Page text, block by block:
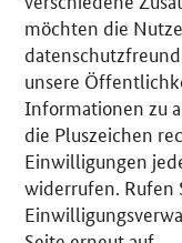
möchten die
unsere
Informationen zu
die Pluszeichen
Einwilligungen
widerrufen. Rufen